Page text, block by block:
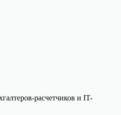
расчетчиков и IT-